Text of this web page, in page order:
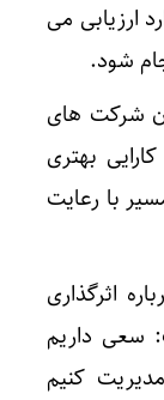
ارزیابی می
شود.
شرکت های
بهتری
با رعایت
اثرگذاری
سعی داریم
کنیم